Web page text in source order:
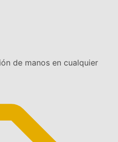
de manos en cualquier